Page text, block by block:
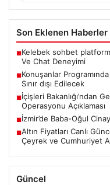
Son Eklenen Haberler
■Kelebek sohbet
Ve Chat Deneyimi
■Konuşanlar
Sınır dışı Edilecek
■İçişleri Bakanlığı’ndan
Operasyonu Açıklaması
■İzmir’de Baba-Oğul
■Altın Fiyatları Canlı
Çeyrek ve Cumhuriyet
Güncel